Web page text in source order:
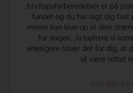
bryllupsforberedelser er på
fundet og du har lagt dig fast
mener kan leve op til dine
for dagen. Jo tættere vi
virkeligere bliver det for dig, at
vil være rettet